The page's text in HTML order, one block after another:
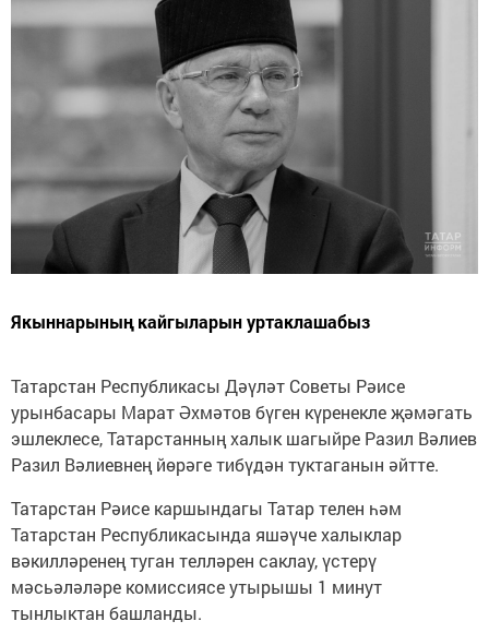
Якыннарының кайгыларын уртаклашабыз
Татарстан Республикасы Дәүләт Советы Рәисе
урынбасары Марат Әхмәтов бүген күренекле җәмәгать
эшлеклесе, Татарстанның халык шагыйре Разил Вәлиев
Разил Вәлиевнең йөрәге тибүдән туктаганын әйтте.
Татарстан Рәисе каршындагы Татар телен һәм
Татарстан Республикасында яшәүче халыклар
вәкилләренең туган телләрен саклау, үстерү
мәсьәләләре комиссиясе утырышы 1 минут
тынлыктан башланды.